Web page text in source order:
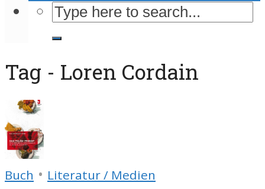
Tag - Loren Cordain
Buch • Literatur / Medien